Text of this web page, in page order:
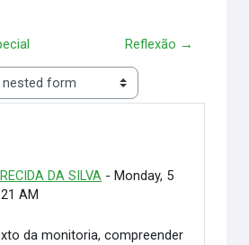
Reflexão →
DA SILVA - Monday, 5
AM
0
da monitoria, compreender